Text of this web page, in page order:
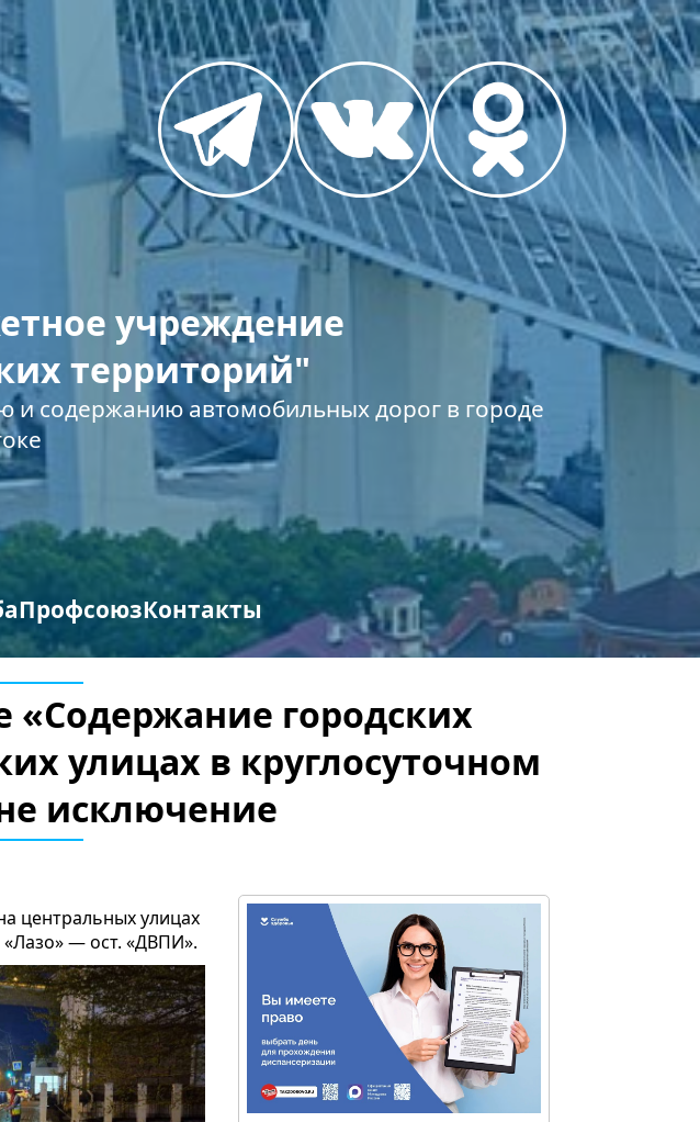
учреждение
территорий"
содержанию автомобильных дорог в городе
ПрофсоюзКонтакты
городских
улицах в круглосуточном
исключение
центральных улицах
— ост. «ДВПИ».